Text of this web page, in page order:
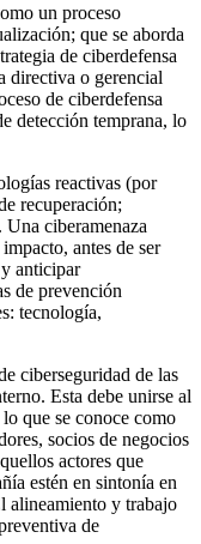
un proceso
que se aborda
de ciberdefensa
directiva o gerencial
de ciberdefensa
detección temprana, lo
reactivas (por
recuperación;
Una ciberamenaza
antes de ser
anticipar
de prevención
tecnología,
ciberseguridad de las
Esta debe unirse al
que se conoce como
socios de negocios
actores que
estén en sintonía en
alineamiento y trabajo
de